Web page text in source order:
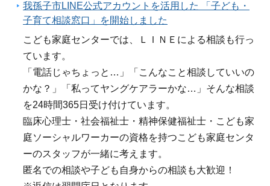
我孫子市LINE公式アカウントを活用した 「子ども・
子育て相談窓口」を開始しました
こども家庭センターでは、ＬＩＮＥによる相談も行っ
ています。
「電話じゃちょっと…」「こんなこと相談していいの
かな？」「私ってヤングケアラーかな…」そんな相談
を24時間365日受け付けています。
臨床心理士・社会福祉士・精神保健福祉士・こども家
庭ソーシャルワーカーの資格を持つこども家庭センタ
ーのスタッフが一緒に考えます。
匿名での相談や子ども自身からの相談も大歓迎！